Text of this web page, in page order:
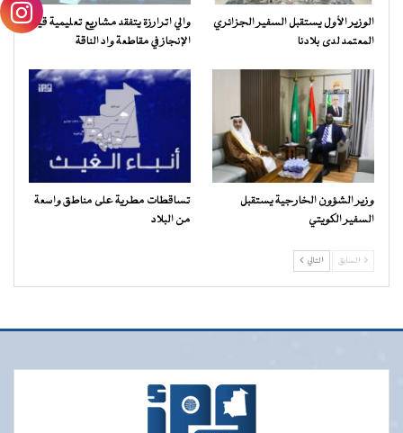
الوزير الأول يستقبل السفير الجزائري
المعتمد لدى بلادنا
والي اترارزة يتفقد مشاريع تعليمية قيد
الإنجاز في مقاطعة واد الناقة
وزير الشؤون الخارجية يستقبل
السفير الكويتي
تساقطات مطرية على مناطق واسعة
من البلاد
السابق التالي